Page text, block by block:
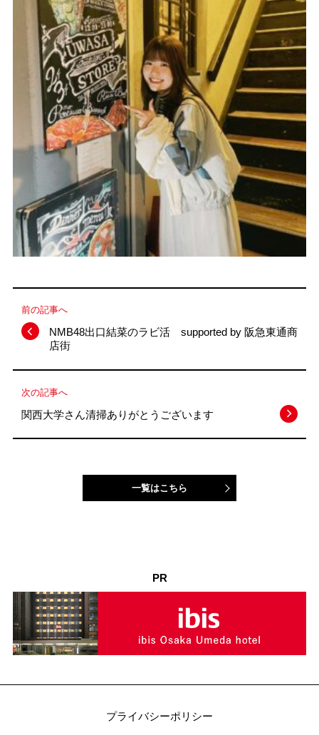
前の記事へ
NMB48出口結菜のラビ活 supported by 阪急東通商
店街
次の記事へ
関西大学さん清掃ありがとうございます
一覧はこちら
PR
プライバシーポリシー